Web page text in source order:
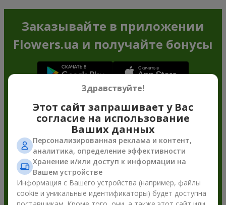
Заказывайте в приложении
Flowers.ua и получайте бонусы
Здравствуйте!
Этот сайт запрашивает у Вас
согласие на использование
Ваших данных
Персонализированная реклама и контент,
аналитика, определение эффективности
Хранение и/или доступ к информации на
Вашем устройстве
Информация с Вашего устройства (например, файлы
cookie и уникальные идентификаторы) будет доступна